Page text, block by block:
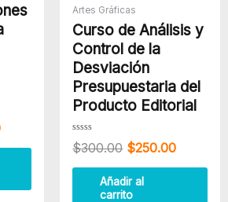
Artes Gráficas
Curso de Análisis y
Control de la
Desviación
Presupuestaria del
Producto Editorial
Valorado
con
de
$300.00 $250.00
Añadir al
carrito